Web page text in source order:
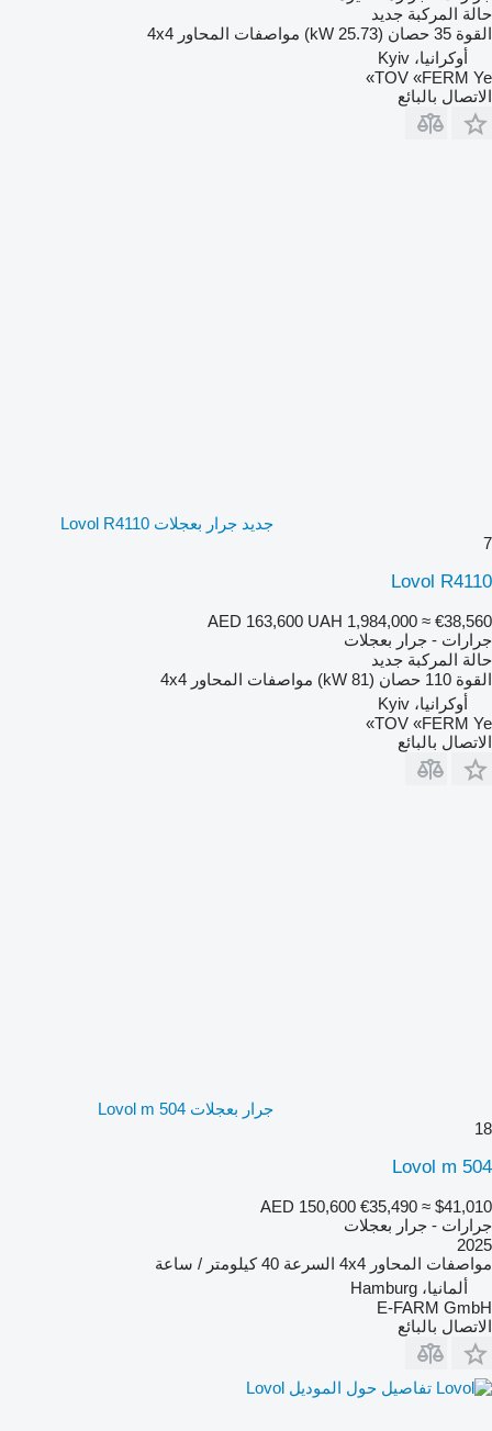
حالة المركبة جديد
القوة 35 حصان (25.73 kW) مواصفات المحاور 4x4
أوكرانيا، Kyiv
TOV «FERM Ye»
الاتصال بالبائع
جديد جرار بعجلات Lovol R4110
7
Lovol R4110
AED 163,600 UAH 1,984,000 ≈ €38,560
جرارات - جرار بعجلات
حالة المركبة جديد
القوة 110 حصان (81 kW) مواصفات المحاور 4x4
أوكرانيا، Kyiv
TOV «FERM Ye»
الاتصال بالبائع
جرار بعجلات Lovol m 504
18
Lovol m 504
AED 150,600 €35,490 ≈ $41,010
جرارات - جرار بعجلات
2025
مواصفات المحاور 4x4 السرعة 40 كيلومتر / ساعة
ألمانيا، Hamburg
E-FARM GmbH
الاتصال بالبائع
تفاصيل حول الموديل Lovol